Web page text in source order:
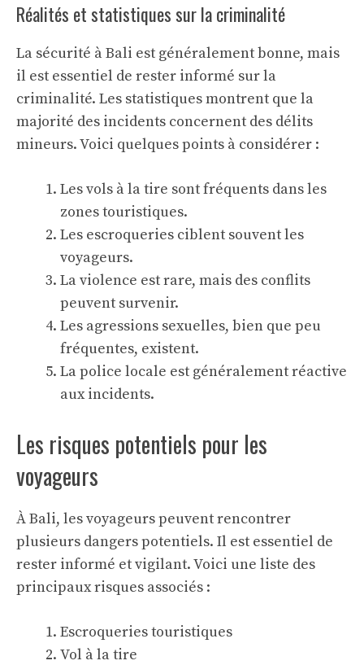
Réalités et statistiques sur la criminalité
La sécurité à Bali est généralement bonne, mais
il est essentiel de rester informé sur la
criminalité. Les statistiques montrent que la
majorité des incidents concernent des délits
mineurs. Voici quelques points à considérer :
Les vols à la tire sont fréquents dans les
zones touristiques.
Les escroqueries ciblent souvent les
voyageurs.
La violence est rare, mais des conflits
peuvent survenir.
Les agressions sexuelles, bien que peu
fréquentes, existent.
La police locale est généralement réactive
aux incidents.
Les risques potentiels pour les
voyageurs
À Bali, les voyageurs peuvent rencontrer
plusieurs dangers potentiels. Il est essentiel de
rester informé et vigilant. Voici une liste des
principaux risques associés :
Escroqueries touristiques
Vol à la tire